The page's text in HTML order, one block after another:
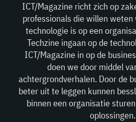
ICT/Magazine richt zich op
professionals die willen
technologie is op een
Techzine ingaan op de
ICT/Magazine in op de
doen we door middel
achtergrondverhalen. Door de
beter uit te leggen kunnen
binnen een organisatie
oplossingen.